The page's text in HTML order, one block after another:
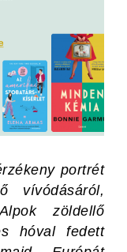
portrét
vívódásáról,
zöldellő
hóval fedett